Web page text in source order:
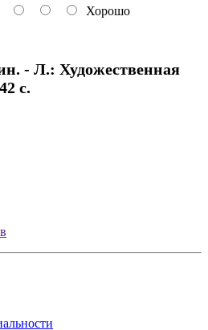
Хорошо
- Л.: Художественная
с.